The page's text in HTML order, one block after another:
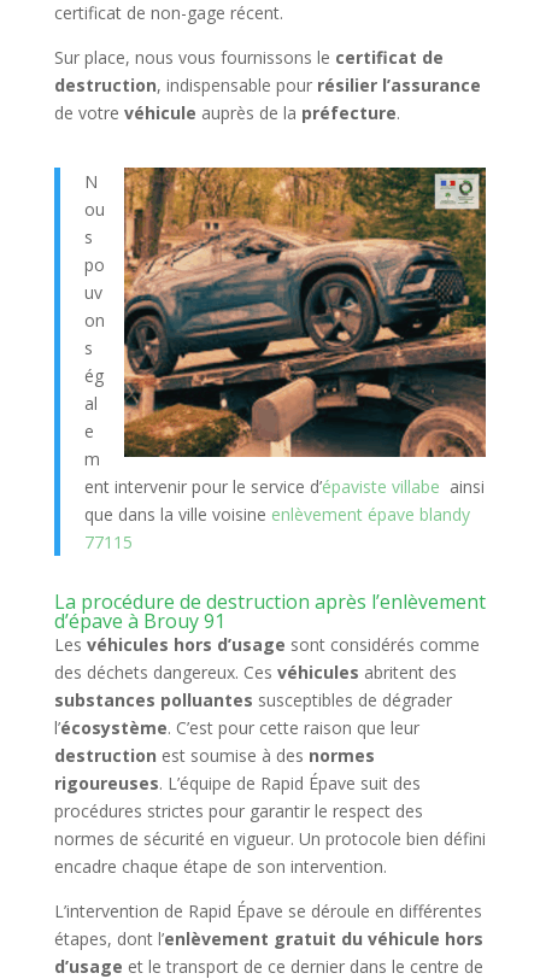
certificat de non-gage récent.
Sur place, nous vous fournissons le certificat de
destruction, indispensable pour résilier l’assurance
de votre véhicule auprès de la préfecture.
N
ou
s
po
uv
on
s
ég
al
e
m
ent intervenir pour le service d’épaviste villabe ainsi
que dans la ville voisine enlèvement épave blandy
77115
La procédure de destruction après l’enlèvement
d’épave à Brouy 91
Les véhicules hors d’usage sont considérés comme
des déchets dangereux. Ces véhicules abritent des
substances polluantes susceptibles de dégrader
l’écosystème. C’est pour cette raison que leur
destruction est soumise à des normes
rigoureuses. L’équipe de Rapid Épave suit des
procédures strictes pour garantir le respect des
normes de sécurité en vigueur. Un protocole bien défini
encadre chaque étape de son intervention.
L’intervention de Rapid Épave se déroule en différentes
étapes, dont l’enlèvement gratuit du véhicule hors
d’usage et le transport de ce dernier dans le centre de